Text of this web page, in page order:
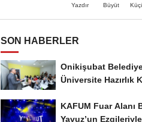
Yazdır Büyüt
SON HABERLER
Onikişubat
Üniversite Hazırlık
KAFUM Fuar Alanı
Yavuz’un